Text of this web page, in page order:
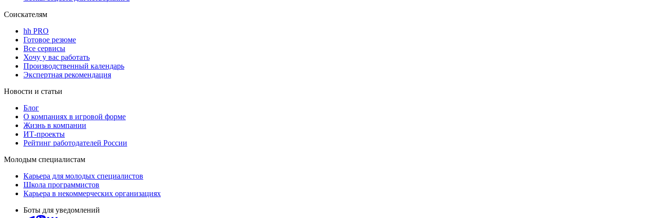
Соискателям
hh PRO
Готовое резюме
Все сервисы
Хочу у вас работать
Производственный календарь
Экспертная рекомендация
Новости и статьи
Блог
О компаниях в игровой форме
Жизнь в компании
ИТ-проекты
Рейтинг работодателей России
Молодым специалистам
Карьера для молодых специалистов
Школа программистов
Карьера в некоммерческих организациях
Боты для уведомлений